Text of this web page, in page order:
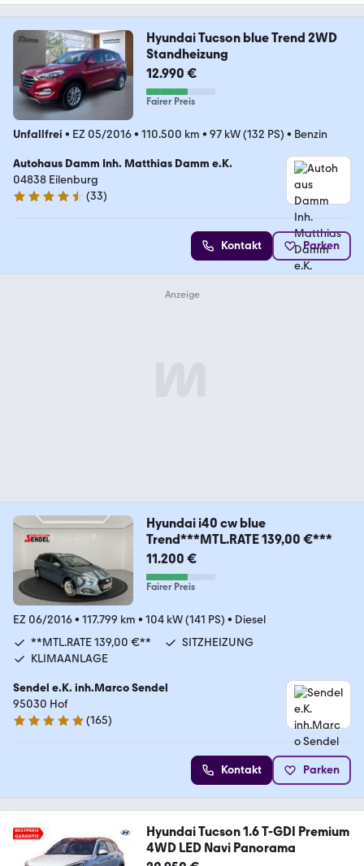
Hyundai Tucson blue Trend 2WD
Standheizung
12.990 €
Fairer Preis
Unfallfrei • EZ 05/2016• 110.500 km • 97 kW (132 PS) • Benzin
Autohaus Damm Inh. Matthias Damm e.K.
04838 Eilenburg
4.7 Sterne
(33)
Kontakt Parken
Hyundai i40 cw blue
Trend***MTL.RATE 139,00 €***
11.200 €
Fairer Preis
EZ 06/2016• 117.799 km • 104 kW (141 PS) • Diesel
**MTL.RATE 139,00 €**
SITZHEIZUNG
KLIMAANLAGE
Sendel e.K. inh.Marco Sendel
95030 Hof
4.8 Sterne
(165)
Kontakt Parken
Hyundai Tucson 1.6 T-GDI Premium
4WD LED Navi Panorama